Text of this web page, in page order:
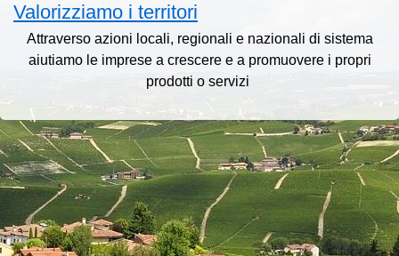
Valorizziamo i territori
Attraverso azioni locali, regionali e nazionali di sistema
aiutiamo le imprese a crescere e a promuovere i propri
prodotti o servizi